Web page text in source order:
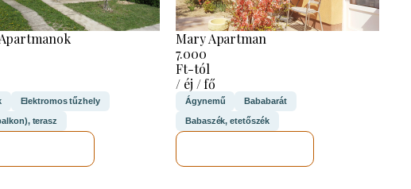
Elektromos tűzhely
terasz
Mary Apartman
7.000
Ft-tól
/ éj / fő
Ágynemű Bababarát
Babaszék, etetőszék